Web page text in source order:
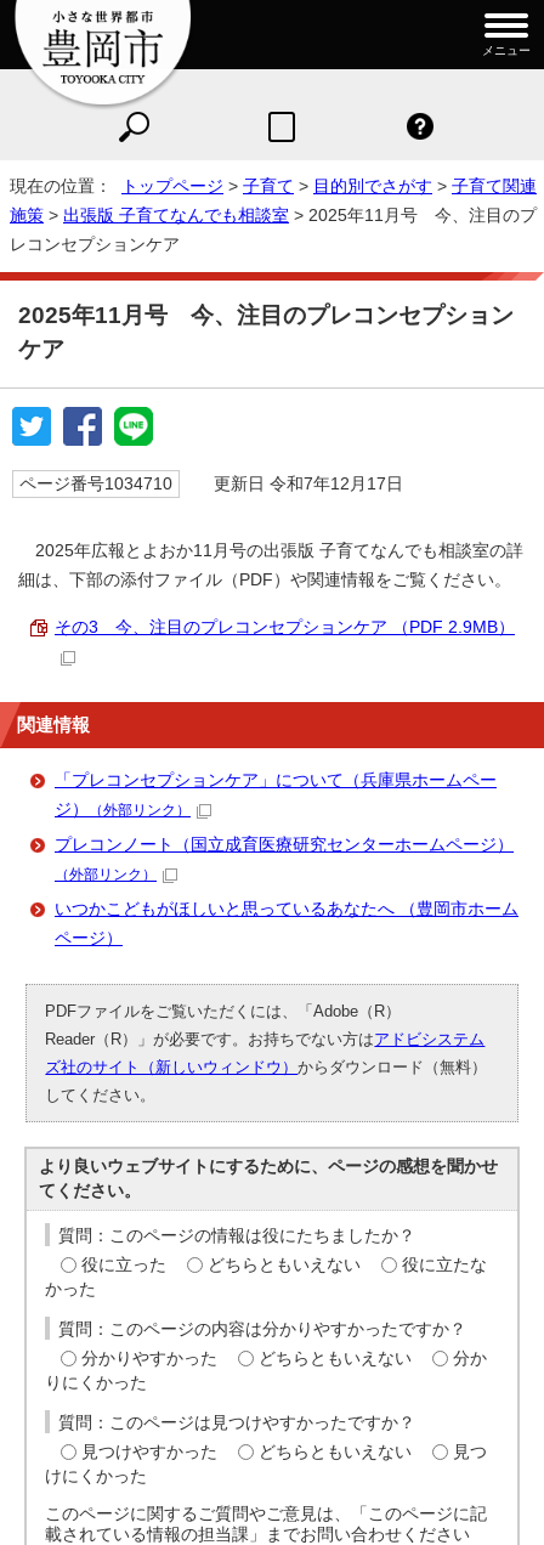
メニュー
現在の位置： トップページ > 子育て > 目的別でさがす > 子育て関連
施策 > 出張版 子育てなんでも相談室 > 2025年11月号 今、注目のプ
レコンセプションケア
2025年11月号 今、注目のプレコンセプション
ケア
ページ番号1034710 更新日 令和7年12月17日
2025年広報とよおか11月号の出張版 子育てなんでも相談室の詳
細は、下部の添付ファイル（PDF）や関連情報をご覧ください。
その3 今、注目のプレコンセプションケア （PDF 2.9MB）
関連情報
「プレコンセプションケア」について（兵庫県ホームペー
ジ）
（外部リンク）
プレコンノート（国立成育医療研究センターホームページ）
（外部リンク）
いつかこどもがほしいと思っているあなたへ （豊岡市ホーム
ページ）
PDFファイルをご覧いただくには、「Adobe（R）
Reader（R）」が必要です。お持ちでない方はアドビシステム
ズ社のサイト（新しいウィンドウ）からダウンロード（無料）
してください。
より良いウェブサイトにするために、ページの感想を聞かせ
てください。
質問：このページの情報は役にたちましたか？
役に立った
どちらともいえない
役に立たな
かった
質問：このページの内容は分かりやすかったですか？
分かりやすかった
どちらともいえない
分か
りにくかった
質問：このページは見つけやすかったですか？
見つけやすかった
どちらともいえない
見つ
けにくかった
このページに関するご質問やご意見は、「このページに記
載されている情報の担当課」までお問い合わせください